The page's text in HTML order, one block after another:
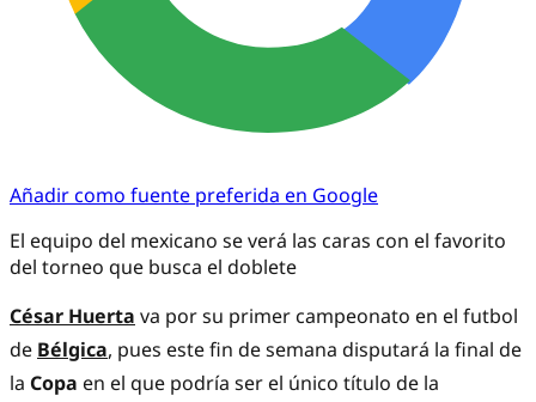
Añadir como fuente preferida en Google
El equipo del mexicano se verá las caras con el favorito
del torneo que busca el doblete
César Huerta va por su primer campeonato en el futbol
de Bélgica, pues este fin de semana disputará la final de
la Copa en el que podría ser el único título de la